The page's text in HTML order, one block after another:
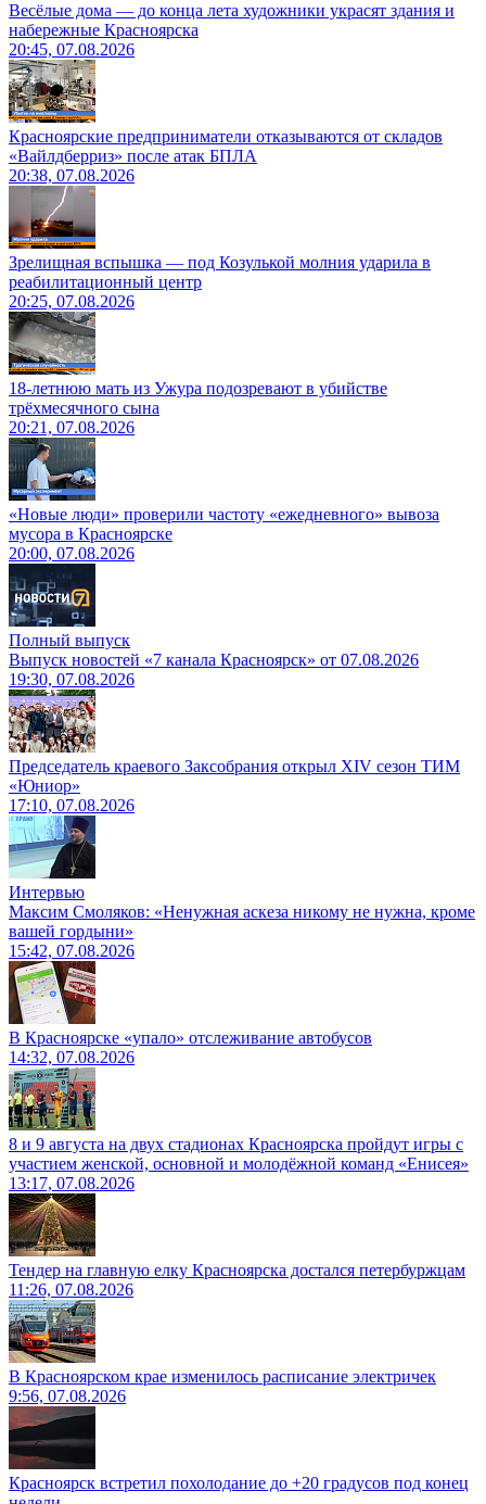
Весёлые дома — до конца лета художники украсят здания и
набережные Красноярска
20:45, 07.08.2026
Красноярские предприниматели отказываются от складов
«Вайлдберриз» после атак БПЛА
20:38, 07.08.2026
Зрелищная вспышка — под Козулькой молния ударила в
реабилитационный центр
20:25, 07.08.2026
18-летнюю мать из Ужура подозревают в убийстве
трёхмесячного сына
20:21, 07.08.2026
«Новые люди» проверили частоту «ежедневного» вывоза
мусора в Красноярске
20:00, 07.08.2026
Полный выпуск
Выпуск новостей «7 канала Красноярск» от 07.08.2026
19:30, 07.08.2026
Председатель краевого Заксобрания открыл XIV сезон ТИМ
«Юниор»
17:10, 07.08.2026
Интервью
Максим Смоляков: «Ненужная аскеза никому не нужна, кроме
вашей гордыни»
15:42, 07.08.2026
В Красноярске «упало» отслеживание автобусов
14:32, 07.08.2026
8 и 9 августа на двух стадионах Красноярска пройдут игры с
участием женской, основной и молодёжной команд «Енисея»
13:17, 07.08.2026
Тендер на главную елку Красноярска достался петербуржцам
11:26, 07.08.2026
В Красноярском крае изменилось расписание электричек
9:56, 07.08.2026
Красноярск встретил похолодание до +20 градусов под конец